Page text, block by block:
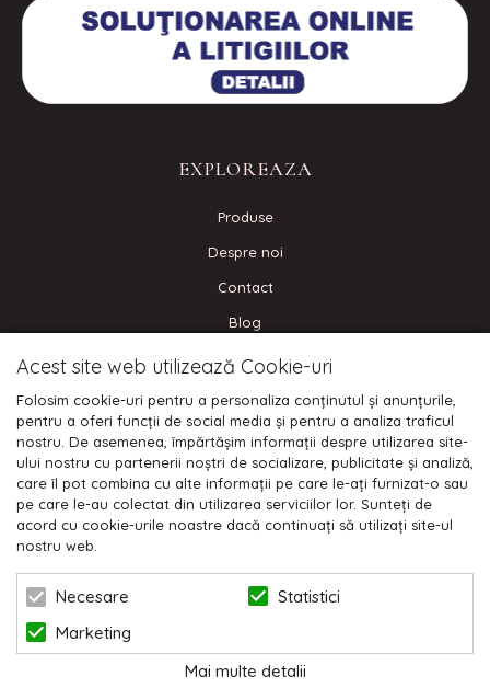
© 2026 NIKODO | POWERED BY
EXPLOREAZA
Produse
Despre noi
Contact
Blog
CONECTEAZA-TE
Plata cu cardul:
Acest site web utilizează Cookie-uri
Folosim cookie-uri pentru a personaliza conținutul și anunțurile,
pentru a oferi funcții de social media și pentru a analiza traficul
nostru. De asemenea, împărtășim informații despre utilizarea site-
ului nostru cu partenerii noștri de socializare, publicitate și analiză,
care îl pot combina cu alte informații pe care le-ați furnizat-o sau
pe care le-au colectat din utilizarea serviciilor lor. Sunteți de
acord cu cookie-urile noastre dacă continuați să utilizați site-ul
nostru web.
Necesare
Statistici
Marketing
Mai multe detalii